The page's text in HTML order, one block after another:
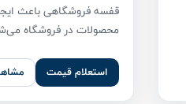
قفسه فروشگاهی باعث
محصولات در فروشگاه
استعلام قیمت